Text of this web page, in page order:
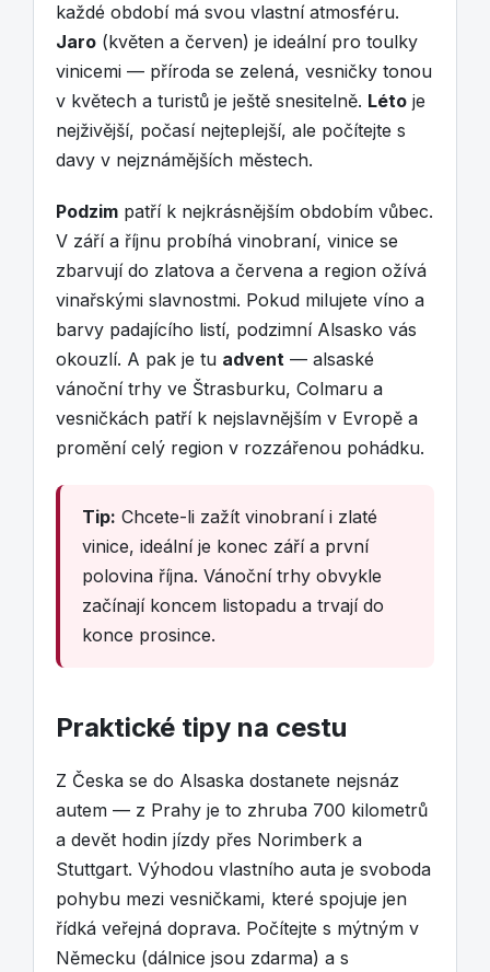
každé období má svou vlastní atmosféru.
Jaro (květen a červen) je ideální pro toulky
vinicemi — příroda se zelená, vesničky tonou
v květech a turistů je ještě snesitelně. Léto je
nejživější, počasí nejteplejší, ale počítejte s
davy v nejznámějších městech.
Podzim patří k nejkrásnějším obdobím vůbec.
V září a říjnu probíhá vinobraní, vinice se
zbarvují do zlatova a červena a region ožívá
vinařskými slavnostmi. Pokud milujete víno a
barvy padajícího listí, podzimní Alsasko vás
okouzlí. A pak je tu advent — alsaské
vánoční trhy ve Štrasburku, Colmaru a
vesničkách patří k nejslavnějším v Evropě a
promění celý region v rozzářenou pohádku.
Tip: Chcete-li zažít vinobraní i zlaté
vinice, ideální je konec září a první
polovina října. Vánoční trhy obvykle
začínají koncem listopadu a trvají do
konce prosince.
Praktické tipy na cestu
Z Česka se do Alsaska dostanete nejsnáz
autem — z Prahy je to zhruba 700 kilometrů
a devět hodin jízdy přes Norimberk a
Stuttgart. Výhodou vlastního auta je svoboda
pohybu mezi vesničkami, které spojuje jen
řídká veřejná doprava. Počítejte s mýtným v
Německu (dálnice jsou zdarma) a s